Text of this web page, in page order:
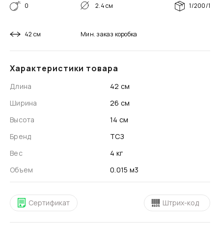
Характеристики товара
Длина
42 см
Ширина
26 см
Высота
14 см
Бренд
ТСЗ
Вес
4 кг
Объем
0.015 м3
0 2.4 см 1/200/1
42 см Мин. заказ коробка
Сертификат Штрих-код